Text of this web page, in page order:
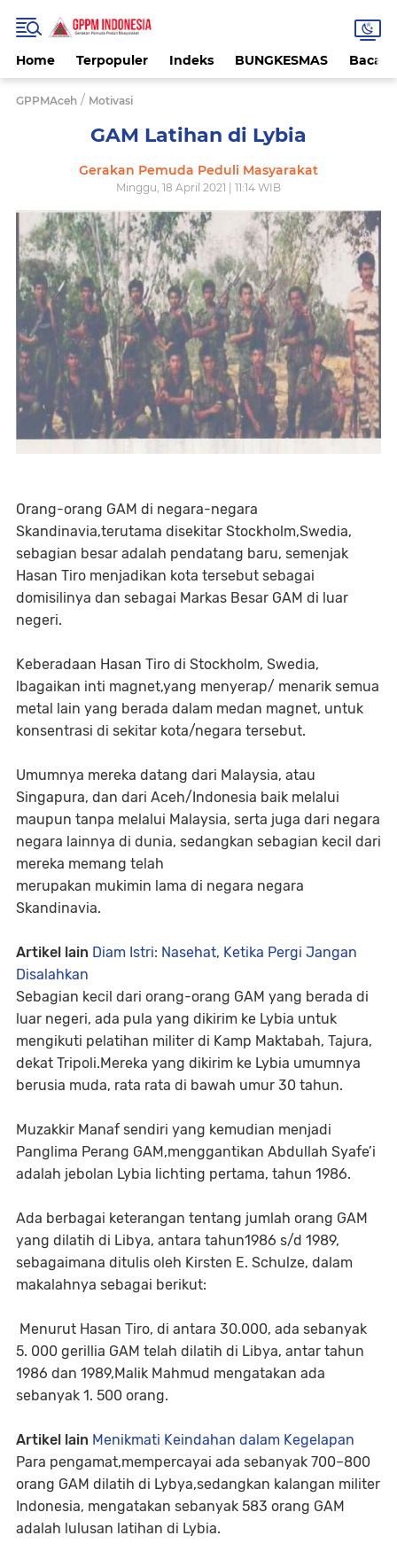
Home Terpopuler Indeks BUNGKESMAS
GPPMAceh / Motivasi
GAM Latihan di Lybia
Gerakan Pemuda Peduli Masyarakat
Minggu, 18 April 2021 | 11:14 WIB
Orang-orang GAM di negara-negara
Skandinavia,terutama disekitar Stockholm,Swedia,
sebagian besar adalah pendatang baru, semenjak
Hasan Tiro menjadikan kota tersebut sebagai
domisilinya dan sebagai Markas Besar GAM di luar
negeri.
Keberadaan Hasan Tiro di Stockholm, Swedia,
lbagaikan inti magnet,yang menyerap/ menarik semua
metal lain yang berada dalam medan magnet, untuk
konsentrasi di sekitar kota/negara tersebut.
Umumnya mereka datang dari Malaysia, atau
Singapura, dan dari Aceh/Indonesia baik melalui
maupun tanpa melalui Malaysia, serta juga dari negara
negara lainnya di dunia, sedangkan sebagian kecil dari
mereka memang telah
merupakan mukimin lama di negara negara
Skandinavia.
Artikel lain Diam Istri: Nasehat, Ketika Pergi Jangan
Disalahkan
Sebagian kecil dari orang-orang GAM yang berada di
luar negeri, ada pula yang dikirim ke Lybia untuk
mengikuti pelatihan militer di Kamp Maktabah, Tajura,
dekat Tripoli.Mereka yang dikirim ke Lybia umumnya
berusia muda, rata rata di bawah umur 30 tahun.
Muzakkir Manaf sendiri yang kemudian menjadi
Panglima Perang GAM,menggantikan Abdullah Syafe’i
adalah jebolan Lybia lichting pertama, tahun 1986.
Ada berbagai keterangan tentang jumlah orang GAM
yang dilatih di Libya, antara tahun1986 s/d 1989,
sebagaimana ditulis oleh Kirsten E. Schulze, dalam
makalahnya sebagai berikut:
Menurut Hasan Tiro, di antara 30.000, ada sebanyak
5. 000 gerillia GAM telah dilatih di Libya, antar tahun
1986 dan 1989,Malik Mahmud mengatakan ada
sebanyak 1. 500 orang.
Artikel lain Menikmati Keindahan dalam Kegelapan
Para pengamat,mempercayai ada sebanyak 700–800
orang GAM dilatih di Lybya,sedangkan kalangan militer
Indonesia, mengatakan sebanyak 583 orang GAM
adalah lulusan latihan di Lybia.